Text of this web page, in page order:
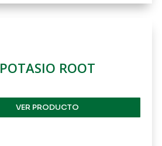
POTASIO ROOT
VER PRODUCTO